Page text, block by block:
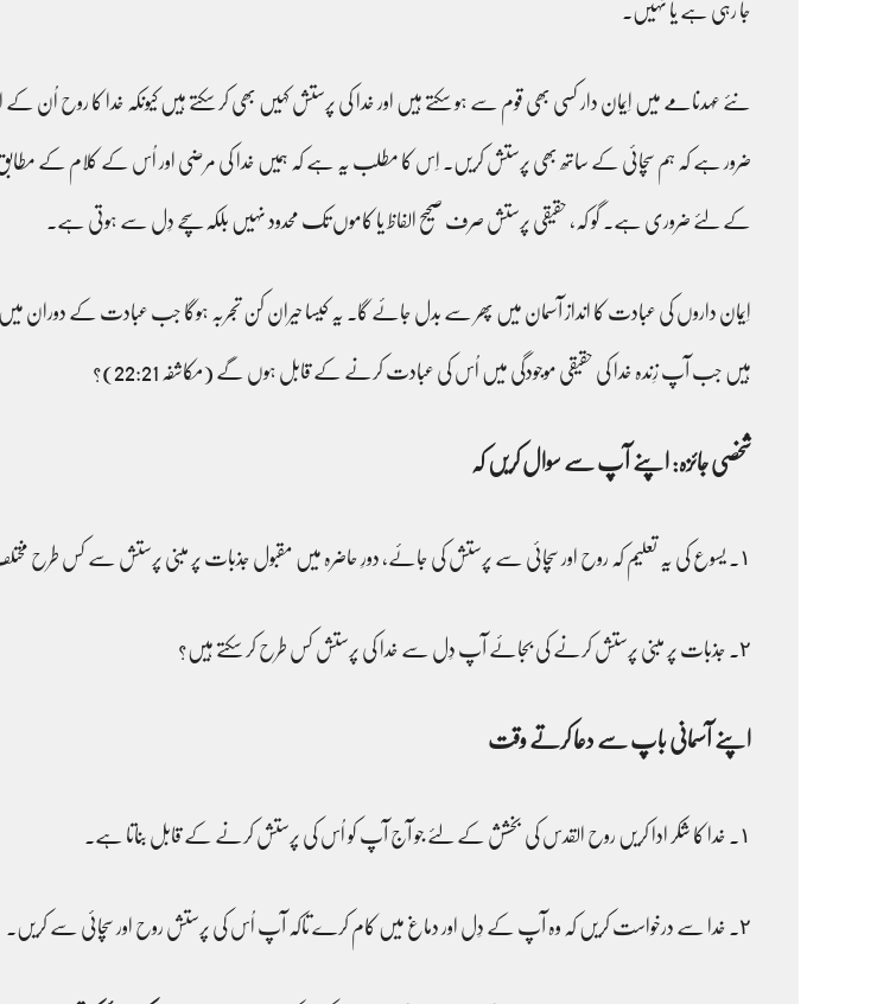
جا رہی ہے یا نہیں۔
ضرور ہے کہ ہم سچائی کے ساتھ بھی پرستش کریں۔ اِس کا مطلب یہ ہے کہ ہمیں خدا کی مرضی اور اُس کے کلام کے
کے لئے ضروری ہے۔ گو کہ، حقیقی پرستش صرف صحیح الفاظ یا کاموں تک محدود نہیں بلکہ سچے دِل سے ہوتی ہے۔
اِیمان داروں کی عبادت کا انداز آسمان میں پھر سے بدل جائے گا۔ یہ کیسا حیران کن تجربہ ہوگا جب عبادت کے
ہیں جب آپ زِندہ خدا کی حقیقی موجودگی میں اُس کی عبادت کرنے کے قابل ہوں گے (مکاشفہ 22:21)؟
شخصی جائزہ: اپنے آپ سے سوال کریں کہ
١۔ یسوع کی یہ تعلیم کہ روح اور سچائی سے پرستش کی جائے، دورِ حاضرہ میں مقبول جذبات پر مبنی پرستش سے کس طرح مختلف ہے؟
٢۔ جذبات پر مبنی پرستش کرنے کی بجائے آپ دِل سے خدا کی پرستش کس طرح کر سکتے ہیں؟
اپنے آسمانی باپ سے دعا کرتے وقت
١۔ خدا کا شکر ادا کریں روح القدس کی بخشش کے لئے جو آج آپ کو اُس کی پرستش کرنے کے قابل بناتا ہے۔
٢۔ خدا سے درخواست کریں کہ وہ آپ کے دِل اور دماغ میں کام کرے تاکہ آپ اُس کی پرستش روح اور سچائی سے کریں۔